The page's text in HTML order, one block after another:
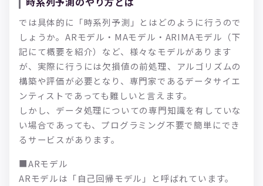
では具体的に「時系列予測」とはどのように行うので
しょうか。ARモデル・MAモデル・ARIMAモデル（下
記にて概要を紹介）など、様々なモデルがあります
が、実際に行うには欠損値の前処理、アルゴリズムの
構築や評価が必要となり、専門家であるデータサイエ
ンティストであっても難しいと言えます。
しかし、データ処理についての専門知識を有していな
い場合であっても、プログラミング不要で簡単にでき
るサービスがあります。
■ARモデル
ARモデルは「自己回帰モデル」と呼ばれています。